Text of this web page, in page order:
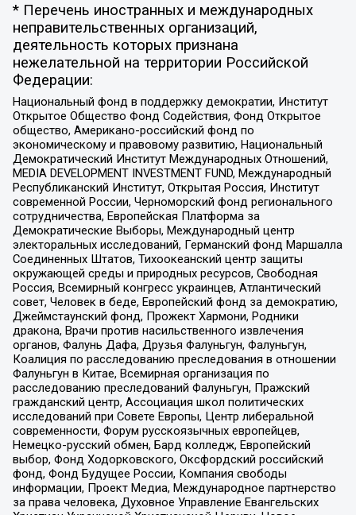
* Перечень иностранных и международных
неправительственных организаций,
деятельность которых признана
нежелательной на территории Российской
Федерации:
Национальный фонд в поддержку демократии, Институт
Открытое Общество Фонд Содействия, Фонд Открытое
общество, Американо-российский фонд по
экономическому и правовому развитию, Национальный
Демократический Институт Международных Отношений,
MEDIA DEVELOPMENT INVESTMENT FUND, Международный
Республиканский Институт, Открытая Россия, Институт
современной России, Черноморский фонд регионального
сотрудничества, Европейская Платформа за
Демократические Выборы, Международный центр
электоральных исследований, Германский фонд Маршалла
Соединенных Штатов, Тихоокеанский центр защиты
окружающей среды и природных ресурсов, Свободная
Россия, Всемирный конгресс украинцев, Атлантический
совет, Человек в беде, Европейский фонд за демократию,
Джеймстаунский фонд, Прожект Хармони, Родники
дракона, Врачи против насильственного извлечения
органов, Фалунь Дафа, Друзья Фалуньгун, Фалуньгун,
Коалиция по расследованию преследования в отношении
Фалуньгун в Китае, Всемирная организация по
расследованию преследований Фалуньгун, Пражский
гражданский центр, Ассоциация школ политических
исследований при Совете Европы, Центр либеральной
современности, Форум русскоязычных европейцев,
Немецко-русский обмен, Бард колледж, Европейский
выбор, Фонд Ходорковского, Оксфордский российский
фонд, Фонд Будущее России, Компания свободы
информации, Проект Медиа, Международное партнерство
за права человека, Духовное Управление Евангельских